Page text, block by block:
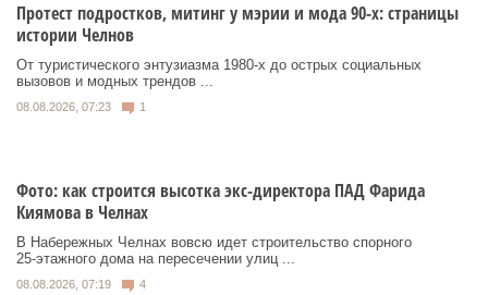
Протест подростков, митинг у мэрии и мода 90-х: страницы
истории Челнов
От туристического энтузиазма 1980‑х до острых социальных
вызовов и модных трендов ...
08.08.2026, 07:23 1
Фото: как строится высотка экс-директора ПАД Фарида
Киямова в Челнах
В Набережных Челнах вовсю идет строительство спорного
25‑этажного дома на пересечении улиц ...
08.08.2026, 07:19 4